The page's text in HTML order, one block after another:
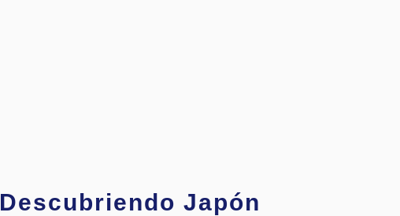
Descubriendo Japón